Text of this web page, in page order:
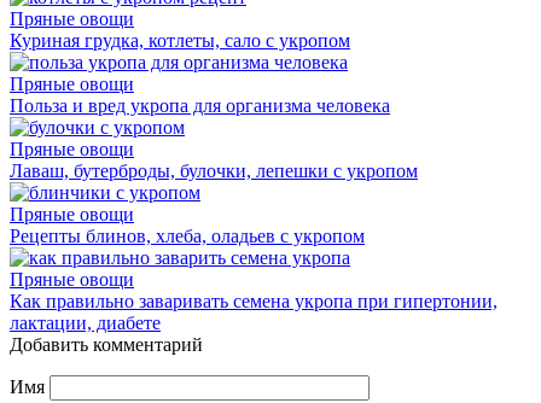
Пряные овощи
Куриная грудка, котлеты, сало с укропом
Пряные овощи
Польза и вред укропа для организма человека
Пряные овощи
Лаваш, бутерброды, булочки, лепешки с укропом
Пряные овощи
Рецепты блинов, хлеба, оладьев с укропом
Пряные овощи
Как правильно заваривать семена укропа при гипертонии,
лактации, диабете
Добавить комментарий
Имя